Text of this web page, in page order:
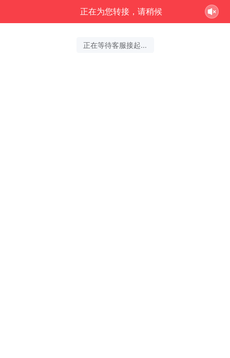
正在为您转接，请稍候
正在等待客服接起...